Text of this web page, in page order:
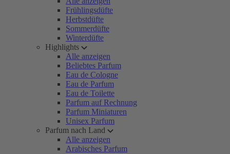
Frühlingsdüfte
Herbstdüfte
Sommerdüfte
Winterdüfte
Highlights
Alle anzeigen
Beliebtes Parfum
Eau de Cologne
Eau de Parfum
Eau de Toilette
Parfum auf Rechnung
Parfum Miniaturen
Unisex Parfum
Parfum nach Land
Alle anzeigen
Arabisches Parfum